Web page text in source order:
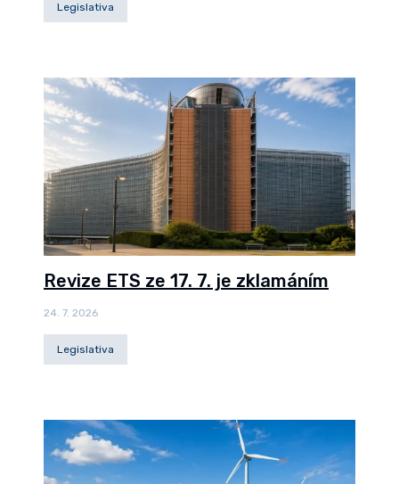
Legislativa
Revize ETS ze 17. 7. je zklamáním
24. 7. 2026
Legislativa